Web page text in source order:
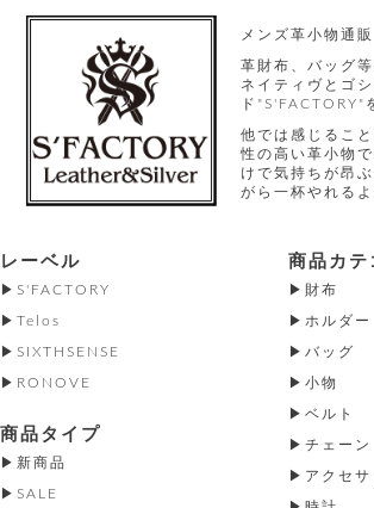
メンズ革小物通
革財布、バッグ
ネイティヴとゴ
ド"S'FACTORY"
他では感じるこ
性の高い革小物
けで気持ちが昂
がら一杯やれる
レーベル
S'FACTORY
Telos
SIXTHSENSE
RONOVE
商品タイプ
新商品
SALE
商品カテ
財布
ホルダー
バッグ
小物
ベルト
チェーン
アクセサ